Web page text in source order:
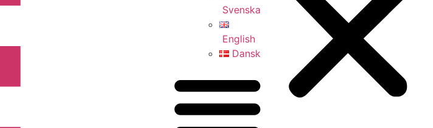
Svenska
English
Dansk